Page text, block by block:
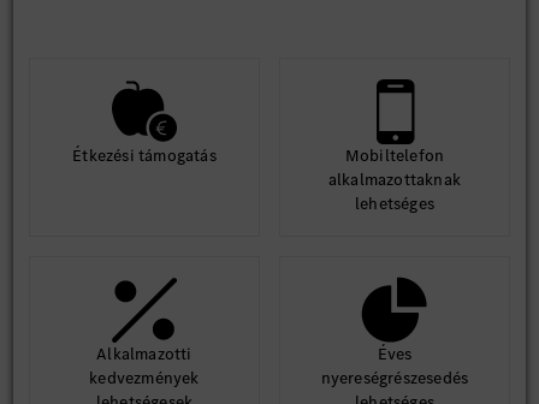
Étkezési támogatás
Mobiltelefon
alkalmazottaknak
lehetséges
Alkalmazotti
kedvezmények
Éves
nyereségrészesedés